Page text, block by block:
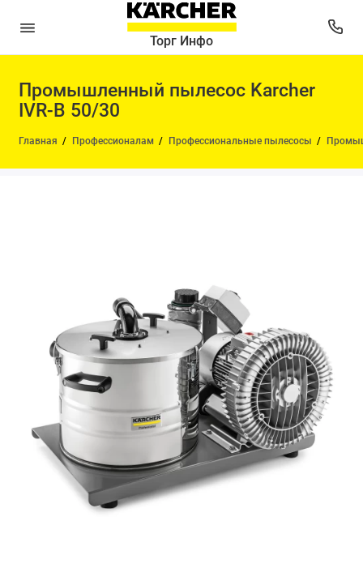
Торг Инфо
Промышленный пылесос Karcher
IVR-B 50/30
Главная Профессионалам Профессиональные пылесосы